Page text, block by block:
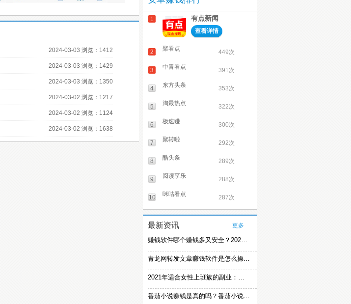
2024-03-03 浏览：1412
2024-03-03 浏览：1429
2024-03-03 浏览：1350
2024-03-02 浏览：1217
2024-03-02 浏览：1124
2024-03-02 浏览：1638
1 有点新闻
查看详情
2 聚看点 449次
3 中青看点 391次
4 东方头条 353次
5 淘最热点 322次
6 极速赚 300次
7 聚转啦 292次
8 酷头条 289次
9 阅读享乐 288次
10 咪咕看点 287次
最新资讯 更多
赚钱软件哪个赚钱多又安全？2021精选赚钱软件
青龙网转发文章赚钱软件是怎么操作的？
2021年适合女性上班族的副业：女生在家赚钱兼职推荐
番茄小说赚钱是真的吗？番茄小说怎么操作赚钱